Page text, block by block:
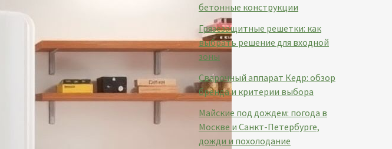
бетонные конструкции
Грязезащитные решетки: как
выбрать решение для входной
зоны
Сварочный аппарат Кедр: обзор
бренда и критерии выбора
Майские под дождем: погода в
Москве и Санкт-Петербурге,
дожди и похолодание